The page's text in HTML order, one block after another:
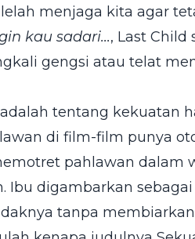
menjaga kita agar
kau sadari..., Last
gengsi atau telat
tentang kekuatan
di film-film punya
pahlawan dalam
digambarkan
tanpa